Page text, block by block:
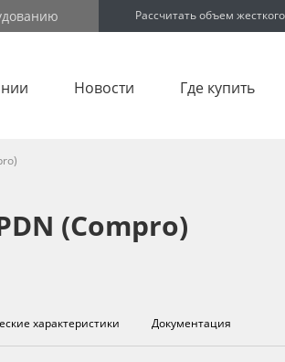
Рассчитать объем
Новости Где купить
(Compro)
характеристики Документация